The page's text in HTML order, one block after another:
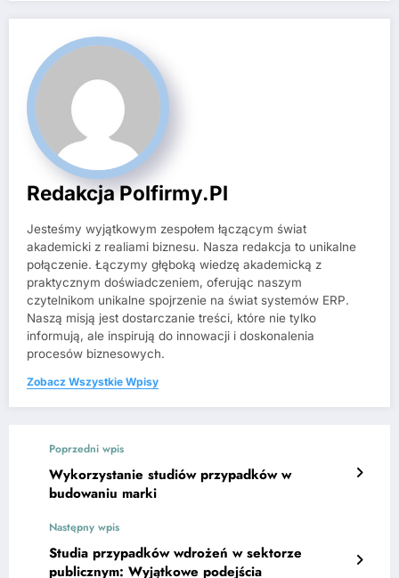
Redakcja Polfirmy.pl
Jesteśmy wyjątkowym zespołem łączącym świat
akademicki z realiami biznesu. Nasza redakcja to unikalne
połączenie. Łączymy głęboką wiedzę akademicką z
praktycznym doświadczeniem, oferując naszym
czytelnikom unikalne spojrzenie na świat systemów ERP.
Naszą misją jest dostarczanie treści, które nie tylko
informują, ale inspirują do innowacji i doskonalenia
procesów biznesowych.
Zobacz Wszystkie Wpisy
Poprzedni wpis
Wykorzystanie studiów przypadków w
budowaniu marki
Następny wpis
Studia przypadków wdrożeń w sektorze
publicznym: Wyjątkowe podejścia